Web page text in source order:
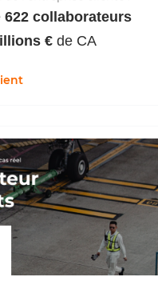
622 collaborateurs
€ de CA